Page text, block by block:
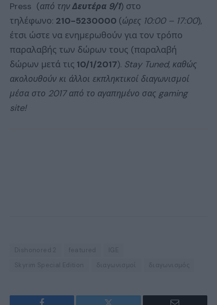
Press (από τηνΔευτέρα 9/1) στο
τηλέφωνο: 210-5230000 (ώρες 10:00 – 17:00),
έτσι ώστε να ενημερωθούν για τον τρόπο
παραλαβής των δώρων τους (παραλαβή
δώρων μετά τις 10/1/2017). Stay Tuned, καθώς
ακολουθούν κι άλλοι εκπληκτικοί διαγωνισμοί
μέσα στο 2017 από το αγαπημένο σας gaming
site!
Dishonored 2 featured
IGE
Skyrim Special Edition
διαγωνισμοί διαγωνισμός